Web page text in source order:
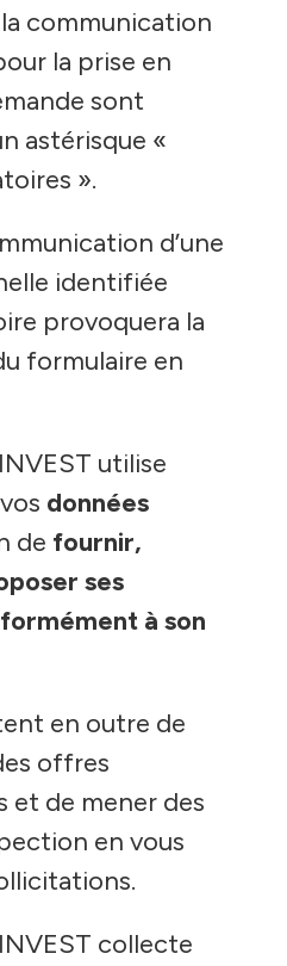
communication
la prise en
sont
astérisque «
».
d’une
identifiée
provoquera la
formulaire en
utilise
données
de fournir,
ses
à son
en outre de
offres
et de mener des
en vous
collecte